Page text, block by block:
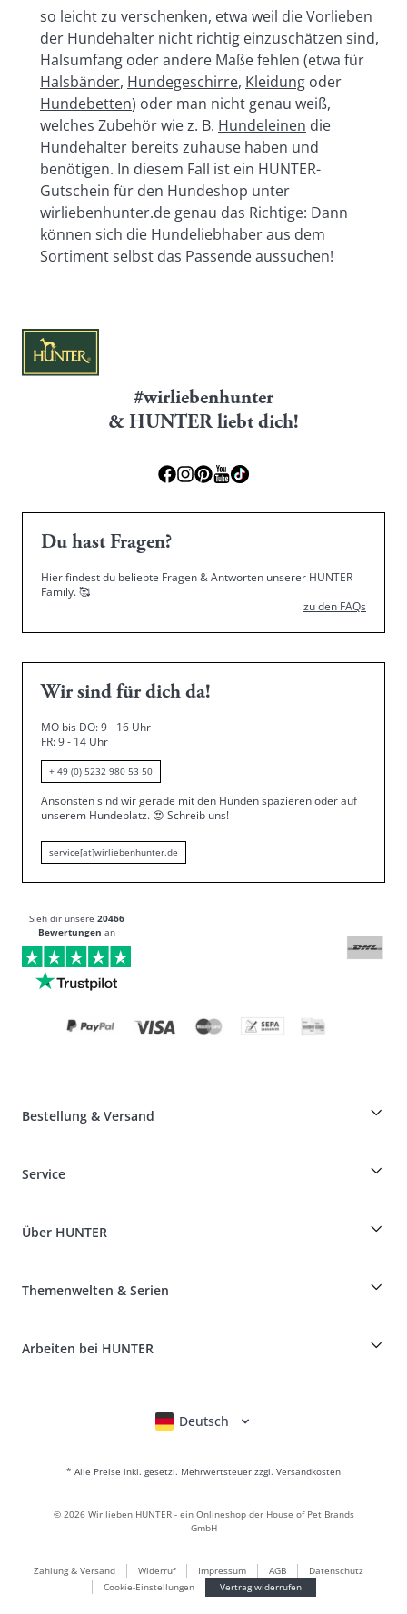
so leicht zu verschenken, etwa weil die Vorlieben
der Hundehalter nicht richtig einzuschätzen sind,
Halsbänder, Hundegeschirre, Kleidung
Hundebetten) oder man nicht genau weiß,
welches Zubehör wie z. B. Hundeleinen die
Hundehalter bereits zuhause haben und
benötigen. In diesem Fall ist ein HUNTER-
wirliebenhunter.de genau das Richtige: Dann
können sich die Hundeliebhaber aus dem
Sortiment selbst das Passende aussuchen!
#wirliebenhunter
& HUNTER liebt dich!
Du hast Fragen?
Hier findest du beliebte Fragen & Antworten unserer HUNTER
Family.🥰
zu den FAQs
Wir sind für dich da!
MO bis DO: 9 - 16 Uhr
FR: 9 - 14 Uhr
+ 49 (0) 5232 980 53 50
Ansonsten sind wir gerade mit den Hunden spazieren oder auf
unserem Hundeplatz. 😍 Schreib uns!
service[at]wirliebenhunter.de
Sieh dir unsere 20466
Bewertungen an
Bestellung & Versand
Specials für Hundeprofis
Informationen zur Lieferung
Produkte reklamieren und zurücksenden
Service
Rassentabelle
Tierkrankenversicherung
Über HUNTER
It*s a family Business
Leder ist unsere Leidenschaft
Themenwelten & Serien
BVB Dortmund
Geschenkewelt
Hundebekleidung
LOVE
Arbeiten bei HUNTER
* Alle Preise inkl. gesetzl. Mehrwertsteuer zzgl. Versandkosten
Deutsch
Zahlung & Versand Widerruf Impressum AGB
Datenschutz
Cookie-Einstellungen
Vertrag widerrufen
© 2026 Wir lieben HUNTER - ein Onlineshop der House of Pet Brands
GmbH